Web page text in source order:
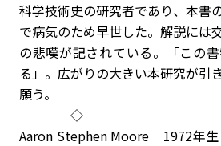
科学技術史の研究者であり、本書
で病気のため早世した。解説には
の悲嘆が記されている。「この
る」。広がりの大きい本研究が引
願う。
◇
Aaron Stephen Moore 1972年